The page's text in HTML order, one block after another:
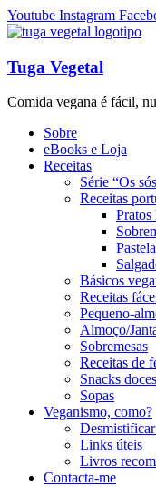
Youtube Instagram
Tuga Vegetal
Comida vegana é fácil,
Sobre
eBooks e Loja
Receitas
Série “Os
Receitas
Pratos
Básicos
Receitas
Pequeno-
Almoço/
Sobremesas
Receitas de
Snacks
Sopas
Veganismo, como?
Links úteis
Livros
Contacta-me